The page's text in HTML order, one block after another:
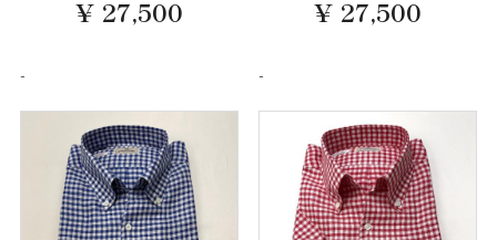
20,001円～30,000円
30,001円～40,000円
40,001円～50,000円
50,001円～
お買物方法
¥ 27,500
-
¥ 27,500
-